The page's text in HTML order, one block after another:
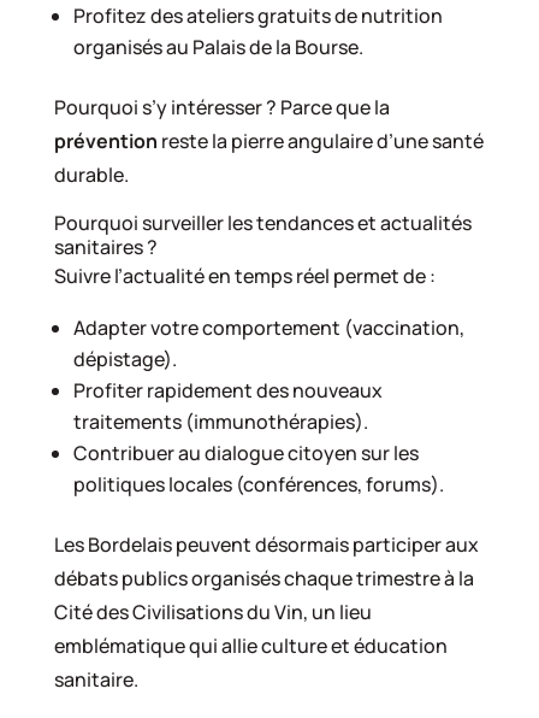
Profitez des ateliers gratuits de nutrition
organisés au Palais de la Bourse.
Pourquoi s’y intéresser ? Parce que la
prévention reste la pierre angulaire d’une santé
durable.
Pourquoi surveiller les tendances et actualités
sanitaires ?
Suivre l’actualité en temps réel permet de :
Adapter votre comportement (vaccination,
dépistage).
Profiter rapidement des nouveaux
traitements (immunothérapies).
Contribuer au dialogue citoyen sur les
politiques locales (conférences, forums).
Les Bordelais peuvent désormais participer aux
débats publics organisés chaque trimestre à la
Cité des Civilisations du Vin, un lieu
emblématique qui allie culture et éducation
sanitaire.